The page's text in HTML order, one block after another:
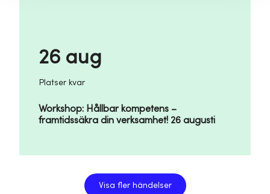
Workshop: Hållbar kompetens –
framtidssäkra din verksamhet! 26 augusti
26 aug
Platser kvar
Visa fler händelser